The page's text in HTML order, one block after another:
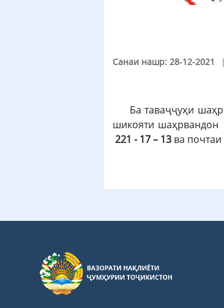
Санаи нашр: 28-12-2021
Ба таваҷҷуҳи
шикояти шаҳрвандон
221 - 17 – 13 ва